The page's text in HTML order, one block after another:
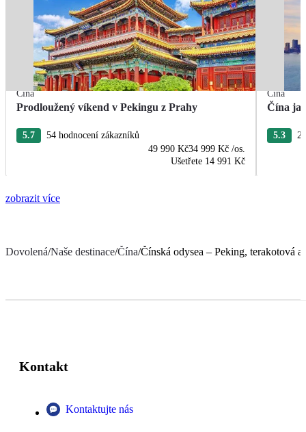
Čína
Prodloužený víkend v Pekingu z Prahy
5.7
54 hodnocení zákazníků
49 990 Kč34 999 Kč /os.
Ušetřete 14 991 Kč
Čína
Čína
5.3
zobrazit více
Dovolená/Naše destinace/Čína/Čínská odysea – Peking, terakotová
Kontakt
Kontaktujte nás